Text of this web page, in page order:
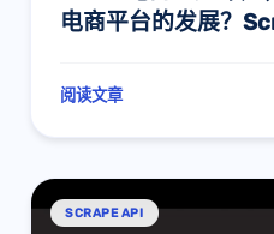
电商平台的发展？
阅读文章
SCRAPE API